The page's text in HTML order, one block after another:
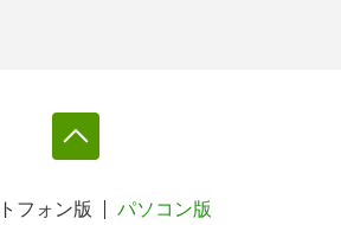
フォン版 パソコン版